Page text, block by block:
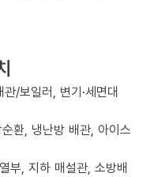
/보일러, 변기·세면대
환, 냉난방 배관, 아이스
부, 지하 매설관, 소방배